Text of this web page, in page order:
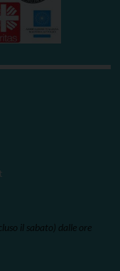
il sabato) dalle ore